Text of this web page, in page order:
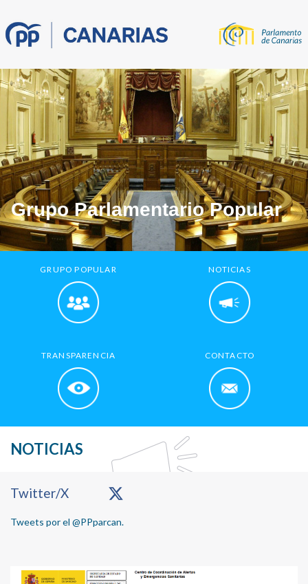
Grupo Parlamentario Popular
GRUPO POPULAR NOTICIAS
TRANSPARENCIA CONTACTO
NOTICIAS
Primary
Twitter/X
Tweets por el @PPparcan.